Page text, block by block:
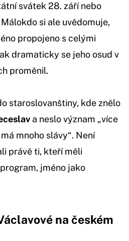
svátek 28. září nebo
si ale uvědomuje,
propojeno s celými
dramaticky se jeho osud v
proměnil.
staroslovanštiny, kde znělo
a neslo význam „více
mnoho slávy“. Není
právě ti, kteří měli
jméno jako
na českém